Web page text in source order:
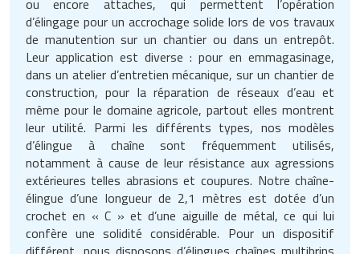
ou encore attaches, qui permettent l’opération
d’élingage pour un accrochage solide lors de vos travaux
de manutention sur un chantier ou dans un entrepôt.
Leur application est diverse : pour en emmagasinage,
dans un atelier d’entretien mécanique, sur un chantier de
construction, pour la réparation de réseaux d’eau et
même pour le domaine agricole, partout elles montrent
leur utilité. Parmi les différents types, nos modèles
d’élingue à chaîne sont fréquemment utilisés,
notamment à cause de leur résistance aux agressions
extérieures telles abrasions et coupures. Notre chaîne-
élingue d’une longueur de 2,1 mètres est dotée d’un
crochet en « C » et d’une aiguille de métal, ce qui lui
confère une solidité considérable. Pour un dispositif